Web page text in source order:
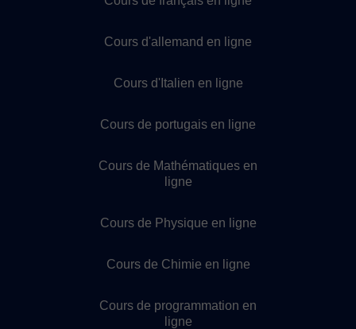
Cours d'allemand en ligne
Cours d'Italien en ligne
Cours de portugais en ligne
Cours de Mathématiques en
ligne
Cours de Physique en ligne
Cours de Chimie en ligne
Cours de programmation en
ligne